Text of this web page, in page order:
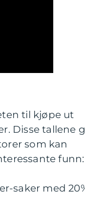
til kjøpe ut
Disse tallene
som kan
funn:
saker med